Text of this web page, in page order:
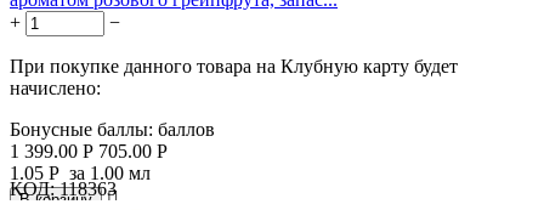
+
−
При покупке данного товара на Клубную карту будет
начислено:
Бонусные баллы: баллов
1 399.00 Р 705.00 Р
1.05 Р за 1.00 мл
В корзину

КОД: 118363